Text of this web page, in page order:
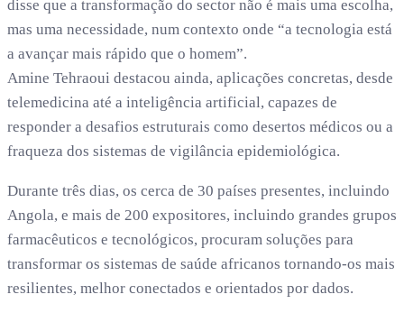
disse que a transformação do sector não é mais uma escolha,
mas uma necessidade, num contexto onde “a tecnologia está
a avançar mais rápido que o homem”.
Amine Tehraoui destacou ainda, aplicações concretas, desde
telemedicina até a inteligência artificial, capazes de
responder a desafios estruturais como desertos médicos ou a
fraqueza dos sistemas de vigilância epidemiológica.
Durante três dias, os cerca de 30 países presentes, incluindo
Angola, e mais de 200 expositores, incluindo grandes grupos
farmacêuticos e tecnológicos, procuram soluções para
transformar os sistemas de saúde africanos tornando-os mais
resilientes, melhor conectados e orientados por dados.